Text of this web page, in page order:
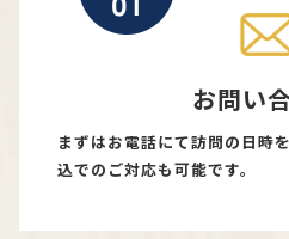
お問い
まずはお電話にて訪問の日時
込でのご対応も可能です。